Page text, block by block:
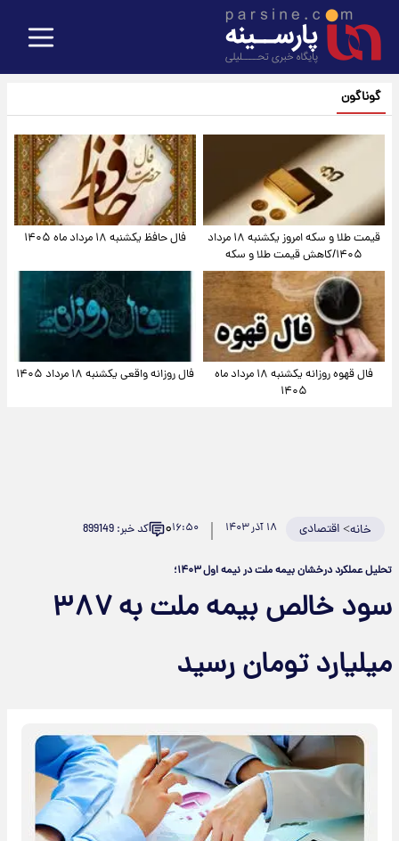
گوناگون
قیمت طلا و سکه امروز یکشنبه ۱۸ مرداد
۱۴۰۵/کاهش قیمت طلا و سکه
فال حافظ یکشنبه ۱۸ مرداد ماه ۱۴۰۵
فال قهوه روزانه یکشنبه ۱۸ مرداد ماه
۱۴۰۵
فال روزانه واقعی یکشنبه ۱۸ مرداد ۱۴۰۵
خانه>اقتصادی ۱۸ آذر ۱۴۰۳ ۱۶:۵۰۰ کد خبر: 899149
تحلیل عملکرد درخشان بیمه ملت در نیمه اول ۱۴۰۳؛
سود خالص بیمه ملت به ۳۸۷
میلیارد تومان رسید